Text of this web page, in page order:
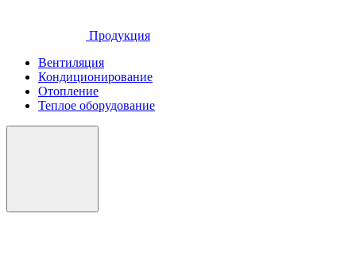
Продукция
Вентиляция
Кондиционирование
Отопление
Теплое оборудование